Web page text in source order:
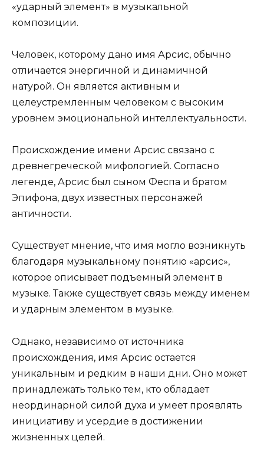
«ударный элемент» в музыкальной
композиции.
Человек, которому дано имя Арсис, обычно
отличается энергичной и динамичной
натурой. Он является активным и
целеустремленным человеком с высоким
уровнем эмоциональной интеллектуальности.
Происхождение имени Арсис связано с
древнегреческой мифологией. Согласно
легенде, Арсис был сыном Феспа и братом
Эпифона, двух известных персонажей
античности.
Существует мнение, что имя могло возникнуть
благодаря музыкальному понятию «арсис»,
которое описывает подъемный элемент в
музыке. Также существует связь между именем
и ударным элементом в музыке.
Однако, независимо от источника
происхождения, имя Арсис остается
уникальным и редким в наши дни. Оно может
принадлежать только тем, кто обладает
неординарной силой духа и умеет проявлять
инициативу и усердие в достижении
жизненных целей.